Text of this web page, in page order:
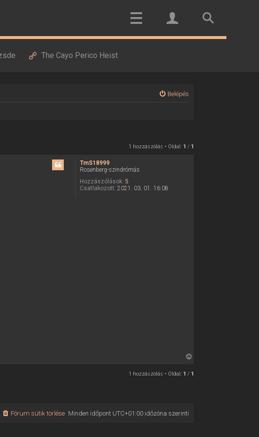
The Cayo Perico Heist
Belépés
1 hozzászólás • Oldal: 1 / 1
TmS18999
Rosenberg-szindrómás
Hozzászólások: 5
Csatlakozott: 2021. 03. 01. 16:08
s
1 hozzászólás • Oldal: 1 / 1
Minden időpont UTC+01:00időzóna szerinti
Fórum sütik törlése